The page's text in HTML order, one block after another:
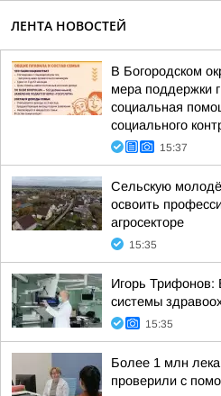
ЛЕНТА НОВОСТЕЙ
В Богородском
мера поддержки
социальная
социального
15:37
Сельскую
освоить
агросекторе
15:35
Игорь
системы
15:35
Более 1 млн
проверили с